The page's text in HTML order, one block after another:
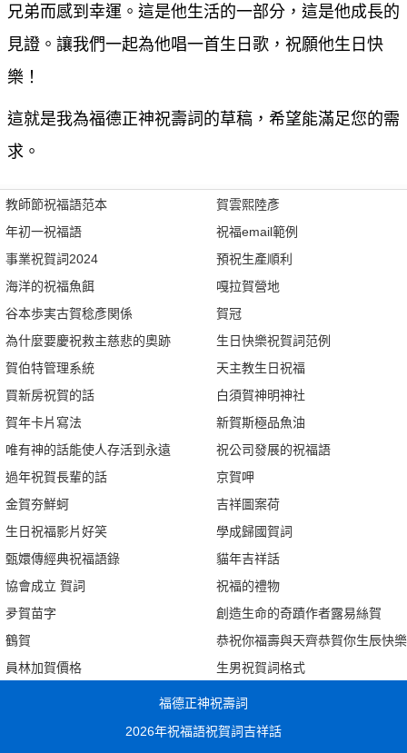
兄弟而感到幸運。這是他生活的一部分，這是他成長的
見證。讓我們一起為他唱一首生日歌，祝願他生日快
樂！
這就是我為福德正神祝壽詞的草稿，希望能滿足您的需
求。
教師節祝福語范本
年初一祝福語
事業祝賀詞2024
海洋的祝福魚餌
谷本歩実古賀稔彥関係
為什麼要慶祝救主慈悲的奧跡
賀伯特管理系統
買新房祝賀的話
賀年卡片寫法
唯有神的話能使人存活到永遠
過年祝賀長輩的話
金賀夯鮮蚵
生日祝福影片好笑
甄嬛傳經典祝福語錄
協會成立 賀詞
夛賀苗字
鶴賀
員林加賀價格
賀雲熙陸彥
祝福email範例
預祝生產順利
嘎拉賀營地
賀冠
生日快樂祝賀詞范例
天主教生日祝福
白須賀神明神社
新賀斯極品魚油
祝公司發展的祝福語
京賀呷
吉祥圖案荷
學成歸國賀詞
貓年吉祥話
祝福的禮物
創造生命的奇蹟作者露易絲賀
恭祝你福壽與天齊恭賀你生辰快樂
生男祝賀詞格式
福德正神祝壽詞
2026年祝福語祝賀詞吉祥話